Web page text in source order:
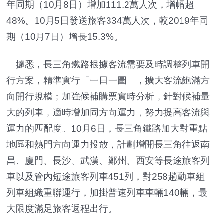
年同期（10月8日）增加111.2萬人次，增幅超
48%。10月5日發送旅客334萬人次，較2019年同
期（10月7日）增長15.3%。
據悉，長三角鐵路根據客流需要及時調整列車開
行方案，精準實行「一日一圖」，擴大客流飽滿方
向開行規模；加強候補購票實時分析，針對候補量
大的列車，適時增加同方向運力，努力提高客流與
運力的匹配度。10月6日，長三角鐵路加大對重點
地區和熱門方向運力投放，計劃增開長三角往返南
昌、廈門、長沙、武漢、鄭州、西安等長途旅客列
車以及管內短途旅客列車451列，對258趟動車組
列車組織重聯運行，加掛普速列車車輛140輛，最
大限度滿足旅客返程出行。